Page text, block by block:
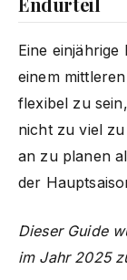
Eine
einem
flexibel zu
nicht zu viel
an zu planen
der
Dieser Guide
im Jahr 2025